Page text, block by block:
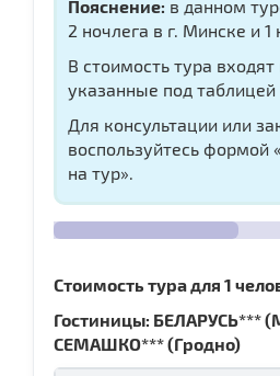
Пояснение: в данном
2 ночлега в г. Минске и 1
В стоимость тура входят
указанные под таблицей
Для консультации или
воспользуйтесь формой
на тур».
Стоимость тура для 1
Гостиницы: БЕЛАРУСЬ***
СЕМАШКО*** (Гродно)